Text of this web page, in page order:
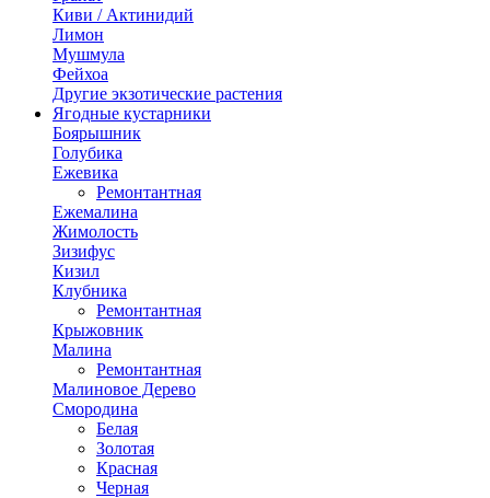
Киви / Актинидий
Лимон
Мушмула
Фейхоа
Другие экзотические растения
Ягодные кустарники
Боярышник
Голубика
Ежевика
Ремонтантная
Ежемалина
Жимолость
Зизифус
Кизил
Клубника
Ремонтантная
Крыжовник
Малина
Ремонтантная
Малиновое Дерево
Смородина
Белая
Золотая
Красная
Черная